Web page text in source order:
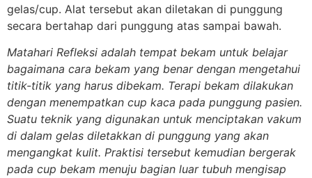
gelas/cup. Alat tersebut akan diletakan di punggung
secara bertahap dari punggung atas sampai bawah.
Matahari Refleksi adalah tempat bekam untuk belajar
bagaimana cara bekam yang benar dengan mengetahui
titik-titik yang harus dibekam. Terapi bekam dilakukan
dengan menempatkan cup kaca pada punggung pasien.
Suatu teknik yang digunakan untuk menciptakan vakum
di dalam gelas diletakkan di punggung yang akan
mengangkat kulit. Praktisi tersebut kemudian bergerak
pada cup bekam menuju bagian luar tubuh mengisap